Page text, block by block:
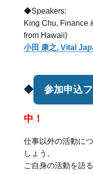
◆Speakers:
King Chu, Finance
from Hawaii)
小田 康之, Vital
◆ 参加申込
中！
仕事以外の活動に
しょう。
ご自身の活動を語